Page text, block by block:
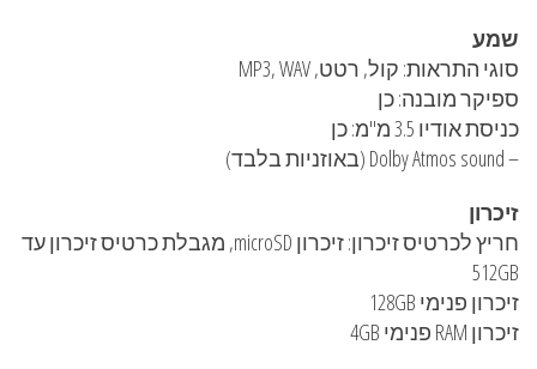
שמע
סוגי התראות: קול, רטט, MP3, WAV
ספיקר מובנה: כן
כניסת אודיו 3.5 מ"מ: כן
– Dolby Atmos sound (באוזניות בלבד)
זיכרון
חריץ לכרטיס זיכרון: זיכרון microSD, מגבלת כרטיס זיכרון עד
512GB
זיכרון פנימי 128GB
זיכרון RAM פנימי 4GB